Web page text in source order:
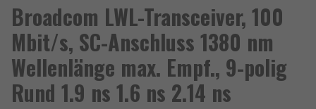
Broadcom LWL-Transceiver, 100
Mbit/s, SC-Anschluss 1380 nm
Wellenlänge max. Empf., 9-polig
Rund 1.9 ns 1.6 ns 2.14 ns